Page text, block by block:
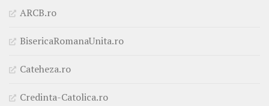
ARCB.ro
BisericaRomanaUnita.ro
Cateheza.ro
Credinta-Catolica.ro